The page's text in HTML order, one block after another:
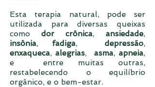
Esta terapia natural, pode ser
utilizada para diversas queixas
como dor crônica, ansiedade,
insônia, fadiga, depressão,
enxaqueca,alegrias, asma, apneia,
e entre muitas outras,
restabelecendo o equilíbrio
orgânico, e o bem-estar.